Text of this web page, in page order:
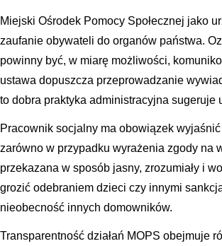
Miejski Ośrodek Pomocy Społecznej jako
zaufanie obywateli do organów państwa.
powinny być, w miarę możliwości,
ustawa dopuszcza przeprowadzanie
to dobra praktyka administracyjna
Pracownik socjalny ma obowiązek
zarówno w przypadku wyrażenia zgody na
przekazana w sposób jasny, zrozumiały i
grozić odebraniem dzieci czy innymi
nieobecność innych domowników.
Transparentność działań MOPS obejmuje